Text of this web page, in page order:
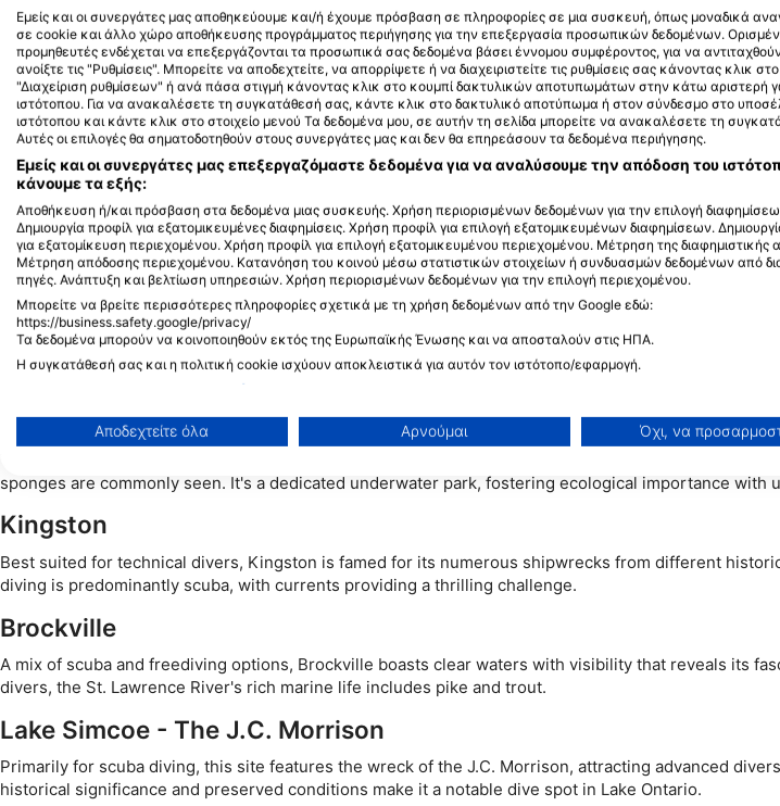
για όλους. Η ορατότητα μπορεί μερικές φορές να φτάσει τα εντυπωσιακά 30 έως 61 μέτρα
(100 έως 200 πόδια), ανταγωνιζόμενη τροπικές τοποθεσίες. Αυτή η καθαρότητα αποκαλύπτει
ένα οικοσύστημα γλυκού νερού που σφύζει από ζωή, όπου κοπάδια ψαριών πετούν πάνω
από βυθισμένες κατασκευές και η φυτική ζωή λικνίζεται με το ρεύμα. Είτε είστε αρχάριος
είτε έμπειρος δύτης, τα βάθη της λίμνης Οντάριο προσφέρουν αξέχαστες εμπειρίες που
απευθύνονται σε όλα τα επίπεδα εμπειρίας.
Top Lake Ontario Dive Sites
Humber Bay
Located near Toronto, Humber Bay is ideal for both scuba and freediving. Divers can explore
easy adventure level with shallow waters perfect for beginners. Highlight includes small wrecks and
Welland Scuba Park
This scuba-only site is known for its sunken boats and underwater sculptures, offering an exciting
sponges are commonly seen. It's a dedicated underwater park, fostering ecological importance with
Kingston
Best suited for technical divers, Kingston is famed for its numerous shipwrecks from different
diving is predominantly scuba, with currents providing a thrilling challenge.
Brockville
A mix of scuba and freediving options, Brockville boasts clear waters with visibility that reveals its
divers, the St. Lawrence River's rich marine life includes pike and trout.
Lake Simcoe - The J.C. Morrison
Primarily for scuba diving, this site features the wreck of the J.C. Morrison, attracting advanced
historical significance and preserved conditions make it a notable dive spot in Lake Ontario.
Εμείς και οι συνεργάτες μας αποθηκεύουμε και/ή έχουμε πρόσβαση σε πληροφορίες σε μια συσκευή, όπως μοναδικά
σε cookie και άλλο χώρο αποθήκευσης προγράμματος περιήγησης για την επεξεργασία προσωπικών δεδομένων.
προμηθευτές ενδέχεται να επεξεργάζονται τα προσωπικά σας δεδομένα βάσει έννομου συμφέροντος, για να
ανοίξτε τις "Ρυθμίσεις". Μπορείτε να αποδεχτείτε, να απορρίψετε ή να διαχειριστείτε τις ρυθμίσεις σας κάνοντας κλικ
"Διαχείριση ρυθμίσεων" ή ανά πάσα στιγμή κάνοντας κλικ στο κουμπί δακτυλικών αποτυπωμάτων στην κάτω αριστερή
ιστότοπου. Για να ανακαλέσετε τη συγκατάθεσή σας, κάντε κλικ στο δακτυλικό αποτύπωμα ή στον σύνδεσμο στο
ιστότοπου και κάντε κλικ στο στοιχείο μενού Τα δεδομένα μου, σε αυτήν τη σελίδα μπορείτε να ανακαλέσετε τη
Αυτές οι επιλογές θα σηματοδοτηθούν στους συνεργάτες μας και δεν θα επηρεάσουν τα δεδομένα περιήγησης.
Εμείς και οι συνεργάτες μας επεξεργαζόμαστε δεδομένα για να αναλύσουμε την απόδοση του
κάνουμε τα εξής:
Αποθήκευση ή/και πρόσβαση στα δεδομένα μιας συσκευής. Χρήση περιορισμένων δεδομένων για την επιλογή
Δημιουργία προφίλ για εξατομικευμένες διαφημίσεις. Χρήση προφίλ για επιλογή εξατομικευμένων διαφημίσεων.
για εξατομίκευση περιεχομένου. Χρήση προφίλ για επιλογή εξατομικευμένου περιεχομένου. Μέτρηση της διαφημιστικής
Μέτρηση απόδοσης περιεχομένου. Κατανόηση του κοινού μέσω στατιστικών στοιχείων ή συνδυασμών δεδομένων από
πηγές. Ανάπτυξη και βελτίωση υπηρεσιών. Χρήση περιορισμένων δεδομένων για την επιλογή περιεχομένου.
Μπορείτε να βρείτε περισσότερες πληροφορίες σχετικά με τη χρήση δεδομένων από την Google εδώ:
https://business.safety.google/privacy/
Τα δεδομένα μπορούν να κοινοποιηθούν εκτός της Ευρωπαϊκής Ένωσης και να αποσταλούν στις ΗΠΑ.
Η συγκατάθεσή σας και η πολιτική cookie ισχύουν αποκλειστικά για αυτόν τον ιστότοπο/εφαρμογή.
Χρησιμοποιούμε τα δεδομένα σας για τους ακόλουθους σκοπούς:
Σκοποί επεξεργασίας IAB:
Αποθήκευση ή/και πρόσβαση στα δεδομένα μιας συσκευής
Χρήση περιορισμένων δεδομένων για την επιλογή διαφημίσεων
Δημιουργία προφίλ για εξατομικευμένες διαφημίσεις
Δημιουργία προφίλ για εξατομίκευση περιεχομένου
Χρήση προφίλ για επιλογή εξατομικευμένου περιεχομένου
Μέτρηση της διαφημιστικής απόδοσης
Μέτρηση απόδοσης περιεχομένου
Αποδεχτείτε όλα Αρνούμαι Όχι, να